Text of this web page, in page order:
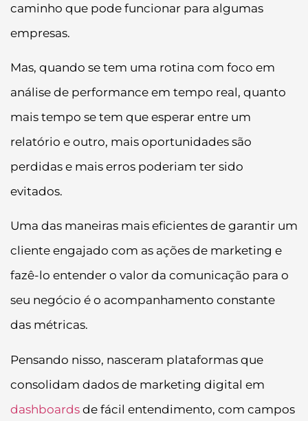
caminho que pode funcionar para algumas
empresas.
Mas, quando se tem uma rotina com foco em
análise de performance em tempo real, quanto
mais tempo se tem que esperar entre um
relatório e outro, mais oportunidades são
perdidas e mais erros poderiam ter sido
evitados.
Uma das maneiras mais eficientes de garantir um
cliente engajado com as ações de marketing e
fazê-lo entender o valor da comunicação para o
seu negócio é o acompanhamento constante
das métricas.
Pensando nisso, nasceram plataformas que
consolidam dados de marketing digital em
dashboards de fácil entendimento, com campos